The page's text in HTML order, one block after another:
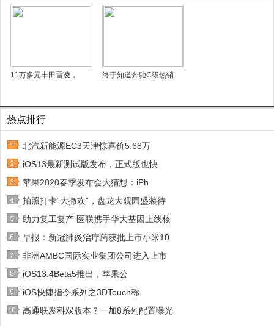
11万多元丰田雷凌， 终于知道奔驰C级热销
热点排行
北汽新能源EC3天津惊喜价5.68万
iOS13最新测试版发布，正式版也快
苹果2020春季发布会大猜想：iPh
拍照打卡“大撒欢”，盘龙大观园盛装待
助力复工复产 医联携手华大基因上线核
早报：新冠肺炎治疗药获批上市小米10
非洲AMBC国际实业集团公司进入上市
iOS13.4Beta5推出，苹果公
iOS快捷指令系列之3DTouch称
高通联发科双版本？一加8系列配置曝光